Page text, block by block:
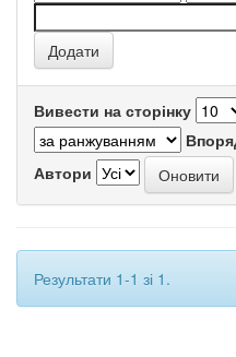
Вивести на сторінку
Автори
Результати 1-1 зі 1.